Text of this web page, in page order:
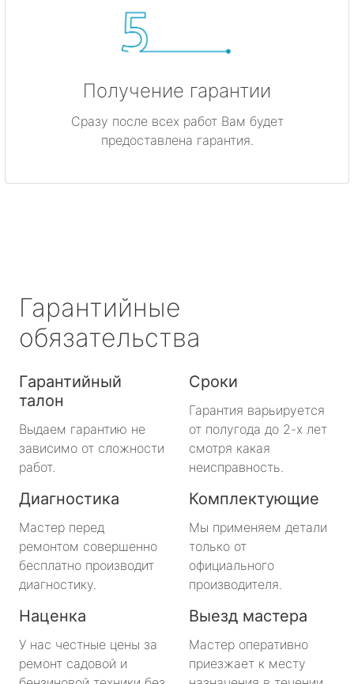
Получение гарантии
Сразу после всех работ Вам будет
предоставлена гарантия.
Гарантийные
обязательства
Гарантийный
талон
Выдаем гарантию не
зависимо от сложности
работ.
Сроки
Гарантия варьируется
от полугода до 2-х лет
смотря какая
неисправность.
Диагностика
Мастер перед
ремонтом совершенно
бесплатно производит
диагностику.
Комплектующие
Мы применяем детали
только от
официального
производителя.
Наценка
У нас честные цены за
ремонт садовой и
Выезд мастера
Мастер оперативно
приезжает к месту